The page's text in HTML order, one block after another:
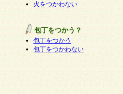
火をつかわない
包丁をつかう？
包丁をつかう
包丁をつかわない